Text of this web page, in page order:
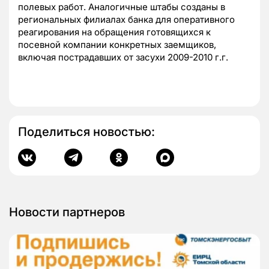
полевых работ. Аналогичные штабы созданы в
региональных филиалах банка для оперативного
реагирования на обращения готовящихся к
посевной компании конкретных заемщиков,
включая пострадавших от засухи 2009-2010 г.г.
Поделиться новостью:
Новости партнеров